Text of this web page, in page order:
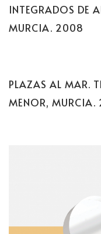
INTEGRADOS DE
MURCIA. 2008
PLAZAS AL MAR.
MENOR, MURCIA.